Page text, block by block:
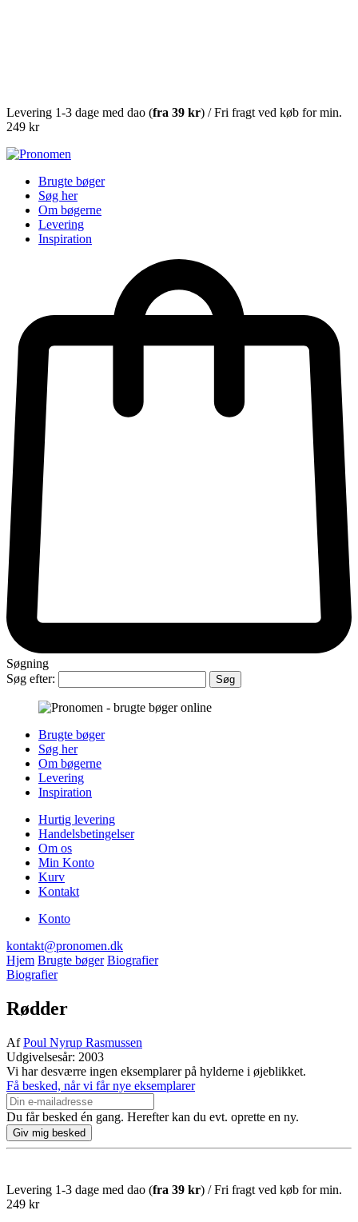
Levering 1-3 dage med dao (fra 39 kr) / Fri fragt ved køb for min.
249 kr
Brugte bøger
Søg her
Om bøgerne
Levering
Inspiration
Søgning
Søg efter:
Brugte bøger
Søg her
Om bøgerne
Levering
Inspiration
Hurtig levering
Handelsbetingelser
Om os
Min Konto
Kurv
Kontakt
Konto
kontakt@pronomen.dk
Hjem Brugte bøger Biografier
Biografier
Rødder
AfPoul Nyrup Rasmussen
Udgivelsesår: 2003
Vi har desværre ingen eksemplarer på hylderne i øjeblikket.
Få besked, når vi får nye eksemplarer
Du får besked én gang. Herefter kan du evt. oprette en ny.
Levering 1-3 dage med dao (fra 39 kr) / Fri fragt ved køb for min.
249 kr